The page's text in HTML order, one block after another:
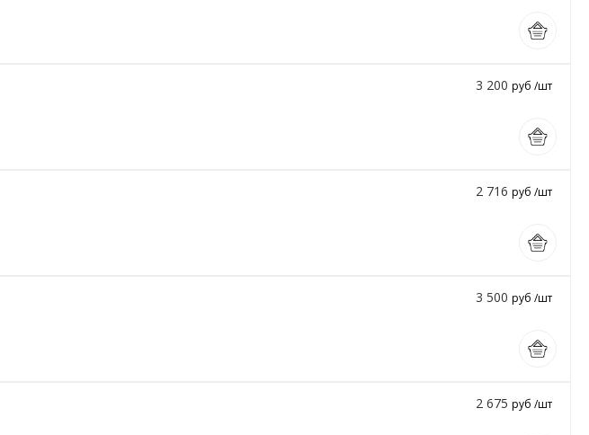
3 200 руб /шт
2 716 руб /шт
3 500 руб /шт
2 675 руб /шт